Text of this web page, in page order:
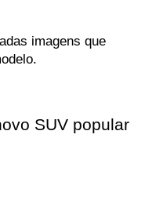
imagens que
SUV popular